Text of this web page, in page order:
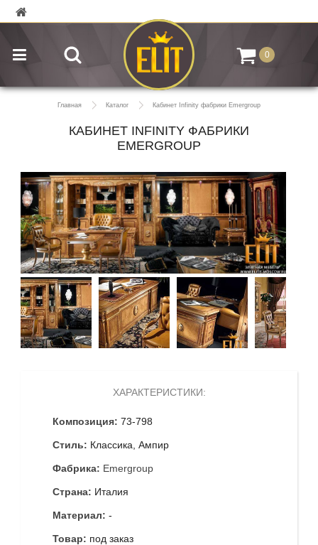
0
Главная Каталог Кабинет Infinity фабрики Emergroup
КАБИНЕТ INFINITY ФАБРИКИ
EMERGROUP
ХАРАКТЕРИСТИКИ:
Композиция: 73-798
Стиль: Классика, Ампир
Фабрика: Emergroup
Страна: Италия
Материал: -
Товар: под заказ